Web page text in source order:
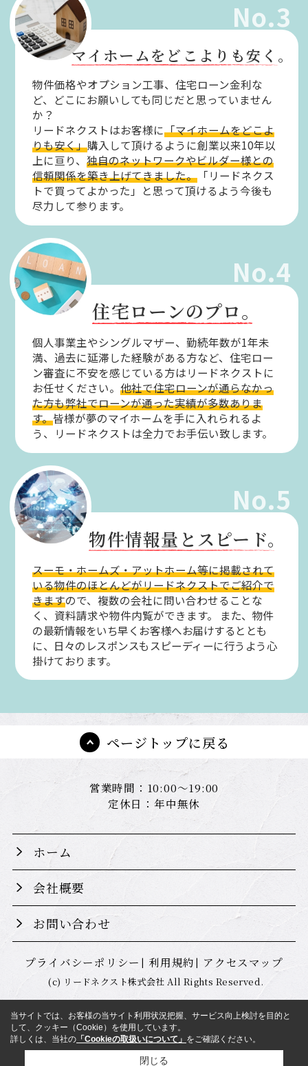
No.3
マイホームをどこよりも安く。
物件価格やオプション工事、住宅ローン金利な
ど、どこにお願いしても同じだと思っていません
か？
リードネクストはお客様に「マイホームをどこよ
りも安く」購入して頂けるように創業以来10年以
上に亘り、独自のネットワークやビルダー様との
信頼関係を築き上げてきました。 「リードネクス
トで買ってよかった」と思って頂けるよう今後も
尽力して参ります。
No.4
住宅ローンのプロ。
個人事業主やシングルマザー、勤続年数が1年未
満、過去に延滞した経験がある方など、住宅ロー
ン審査に不安を感じている方はリードネクストに
お任せください。他社で住宅ローンが通らなかっ
た方も弊社でローンが通った実績が多数ありま
す。皆様が夢のマイホームを手に入れられるよ
う、リードネクストは全力でお手伝い致します。
No.5
物件情報量とスピード。
スーモ・ホームズ・アットホーム等に掲載されて
いる物件のほとんどがリードネクストでご紹介で
きますので、複数の会社に問い合わせることな
く、資料請求や物件内覧ができます。
また、物件
の最新情報をいち早くお客様へお届けするととも
に、日々のレスポンスもスピーディーに行うよう心
掛けております。
ページトップに戻る
営業時間：10:00～19:00
定休日：年中無休
ホーム
会社概要
お問い合わせ
プライバシーポリシー 利用規約 アクセスマップ
(c) リードネクスト株式会社 All Rights Reserved.
当サイトでは、お客様の当サイト利用状況把握、サービス向上検討を目的と
して、クッキー（Cookie）を使用しています。
詳しくは、当社の 「Cookieの取扱いについて」 をご確認ください。
閉じる